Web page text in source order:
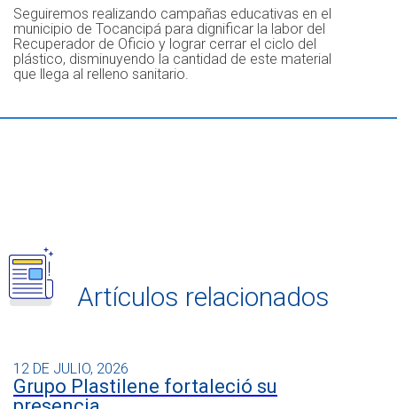
Seguiremos realizando campañas educativas en el
municipio de Tocancipá para dignificar la labor del
Recuperador de Oficio y lograr cerrar el ciclo del
plástico, disminuyendo la cantidad de este material
que llega al relleno sanitario.
Artículos relacionados
12 DE JULIO, 2026
Grupo Plastilene fortaleció su